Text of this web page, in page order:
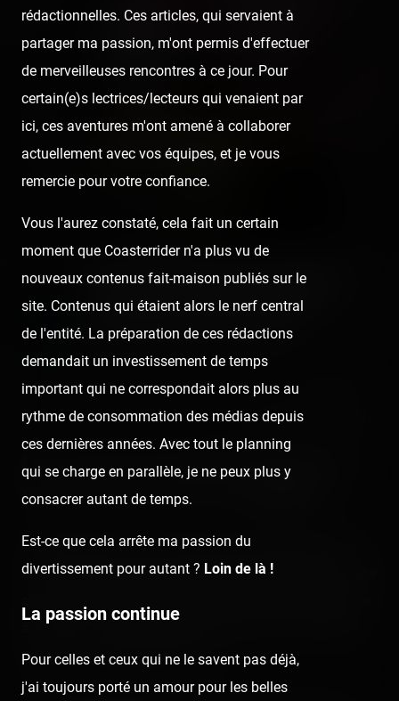
Coasterrider vous souhaite
une bonne année 2021 !
Published5 years ago by Coasterrider
React
🍾 Au nom de la Team Coasterrider, je suis heureux de
vous souhaiter une excellente année 2️⃣0️⃣2️⃣1️⃣ ! 🥂
Ce n'était plus que la seule chose qu'on attendait, mais
la voilà enfin ! Après une année 2020 difficile (mais toute
à 2021 qui, on l'espère, apportera bien plus de sérénité,
de joie et de coasters à rider ! 🎢
rédactionnelles. Ces articles, qui servaient à
partager ma passion, m'ont permis d'effectuer
de merveilleuses rencontres à ce jour. Pour
certain(e)s lectrices/lecteurs qui venaient par
ici, ces aventures m'ont amené à collaborer
actuellement avec vos équipes, et je vous
remercie pour votre confiance.
Vous l'aurez constaté, cela fait un certain
moment que Coasterrider n'a plus vu de
nouveaux contenus fait-maison publiés sur le
site. Contenus qui étaient alors le nerf central
de l'entité. La préparation de ces rédactions
demandait un investissement de temps
important qui ne correspondait alors plus au
rythme de consommation des médias depuis
ces dernières années. Avec tout le planning
qui se charge en parallèle, je ne peux plus y
consacrer autant de temps.
Est-ce que cela arrête ma passion du
divertissement pour autant ? Loin de là !
La passion continue
Pour celles et ceux qui ne le savent pas déjà,
j'ai toujours porté un amour pour les belles